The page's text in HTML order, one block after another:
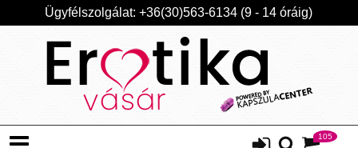
Ügyfélszolgálat: +36(30)563-6134 (9 - 14 óráig)
105